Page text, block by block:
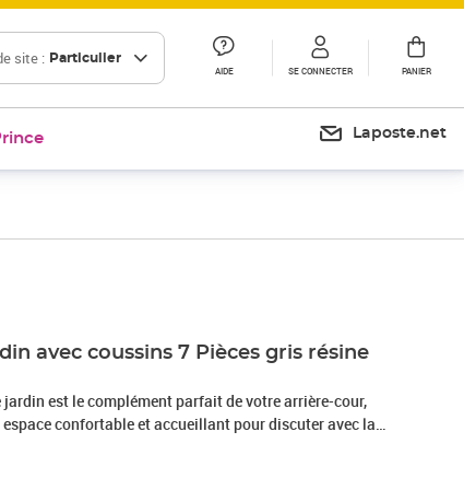
site : Particulier
AIDE SE CONNECTER PANIER
Laposte.net
avec coussins 7 Pièces gris résine
jardin est le complément parfait de votre arrière-cour,
confortable et accueillant pour discuter avec la
se détendre et profiter de l'extérieur. Matériau